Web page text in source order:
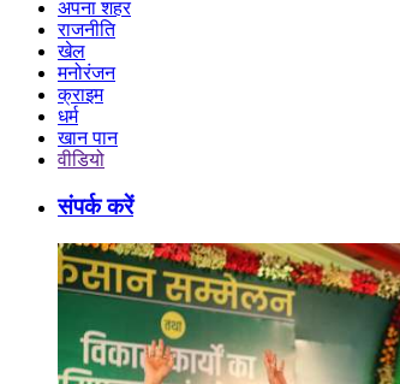
अपना शहर
राजनीति
खेल
मनोरंजन
क्राइम
धर्म
खान पान
वीडियो
संपर्क करें